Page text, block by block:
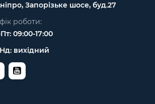
Запорізьке шосе, буд.27
роботи:
09:00-17:00
вихідний